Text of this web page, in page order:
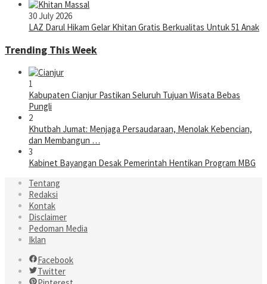
30 July 2026
LAZ Darul Hikam Gelar Khitan Gratis Berkualitas Untuk 51 Anak
Trending This Week
1
Kabupaten Cianjur Pastikan Seluruh Tujuan Wisata Bebas
Pungli
2
Khutbah Jumat: Menjaga Persaudaraan, Menolak Kebencian,
dan Membangun …
3
Kabinet Bayangan Desak Pemerintah Hentikan Program MBG
Tentang
Redaksi
Kontak
Disclaimer
Pedoman Media
Iklan
Facebook
Twitter